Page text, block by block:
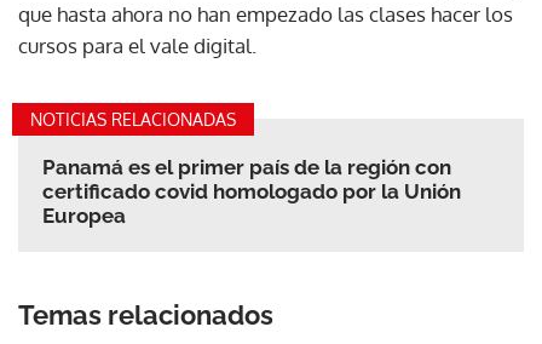
que hasta ahora no han empezado las clases hacer los
cursos para el vale digital.
NOTICIAS RELACIONADAS
Panamá es el primer país de la región con
certificado covid homologado por la Unión
Europea
Temas relacionados